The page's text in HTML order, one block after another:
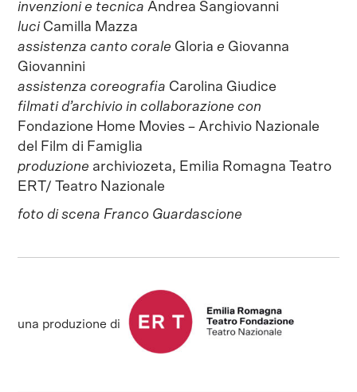
invenzioni e tecnica Andrea Sangiovanni
luci Camilla Mazza
assistenza canto corale Gloriae Giovanna
Giovannini
assistenza coreografia Carolina Giudice
filmati d’archivio in collaborazione con
Fondazione Home Movies – Archivio Nazionale
del Film di Famiglia
produzione archiviozeta, Emilia Romagna Teatro
ERT/ Teatro Nazionale
foto di scena Franco Guardascione
una produzione di